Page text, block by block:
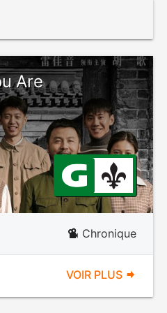
Are
Chronique
VOIR PLUS